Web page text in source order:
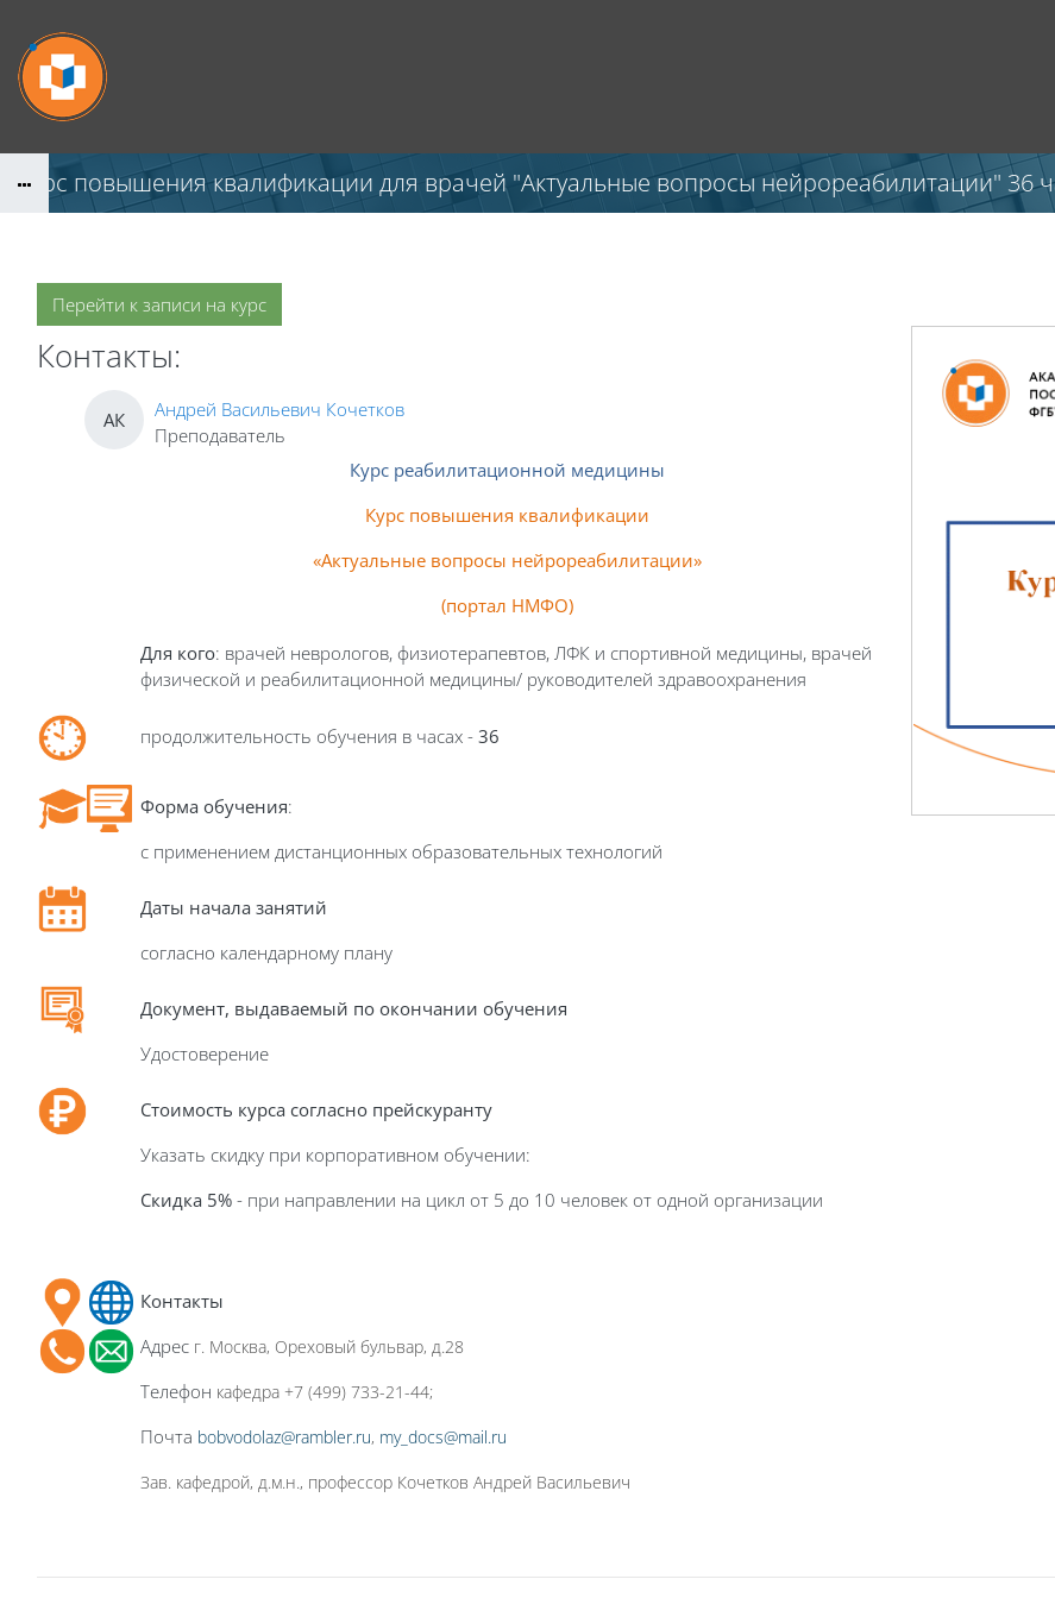
Курс повышения квалификации для врачей "Актуальные вопросы нейрореабилитации" 36
Перейти к записи на курс
Контакты:
АК
Андрей Васильевич Кочетков
Преподаватель
Курс реабилитационной медицины
Курс повышения квалификации
«Актуальные вопросы нейрореабилитации»
(портал НМФО)
Для кого: врачей неврологов, физиотерапевтов, ЛФК и спортивной медицины, врачей
физической и реабилитационной медицины/ руководителей здравоохранения
продолжительность обучения в часах - 36
Форма обучения:
с применением дистанционных образовательных технологий
Даты начала занятий
согласно календарному плану
Документ, выдаваемый по окончании обучения
Удостоверение
Стоимость курса согласно прейскуранту
Указать скидку при корпоративном обучении:
Скидка 5% - при направлении на цикл от 5 до 10 человек от одной организации
Контакты
Адрес г. Москва, Ореховый бульвар, д.28
Телефон кафедра +7 (499) 733-21-44;
Почта bobvodolaz@rambler.ru, my_docs@mail.ru
Зав. кафедрой, д.м.н., профессор Кочетков Андрей Васильевич